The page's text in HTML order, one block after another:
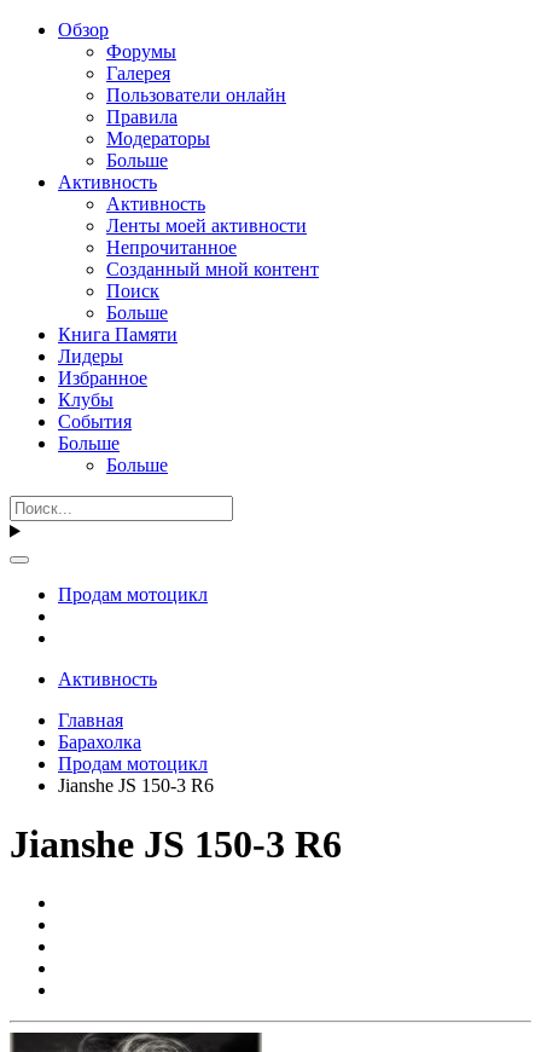
Обзор
Форумы
Галерея
Пользователи онлайн
Правила
Модераторы
Больше
Активность
Активность
Ленты моей активности
Непрочитанное
Созданный мной контент
Поиск
Больше
Книга Памяти
Лидеры
Избранное
Клубы
События
Больше
Больше
Продам мотоцикл
Активность
Главная
Барахолка
Продам мотоцикл
Jianshe JS 150-3 R6
Jianshe JS 150-3 R6